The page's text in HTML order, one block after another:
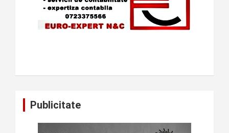
Publicitate